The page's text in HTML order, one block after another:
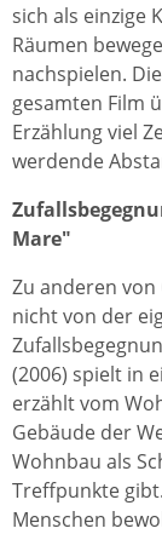
sich als einzige
Räumen
nachspielen.
gesamten Film
Erzählung viel
werdende
Mare"
Zu anderen
nicht von der
(2006) spielt in
erzählt vom
Gebäude der
Wohnbau als
Treffpunkte
Menschen